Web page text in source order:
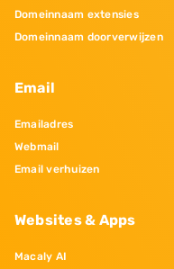
Domeinnaam extensies
Domeinnaam doorverwijzen
Email
Emailadres
Webmail
Email verhuizen
Websites & Apps
Macaly AI